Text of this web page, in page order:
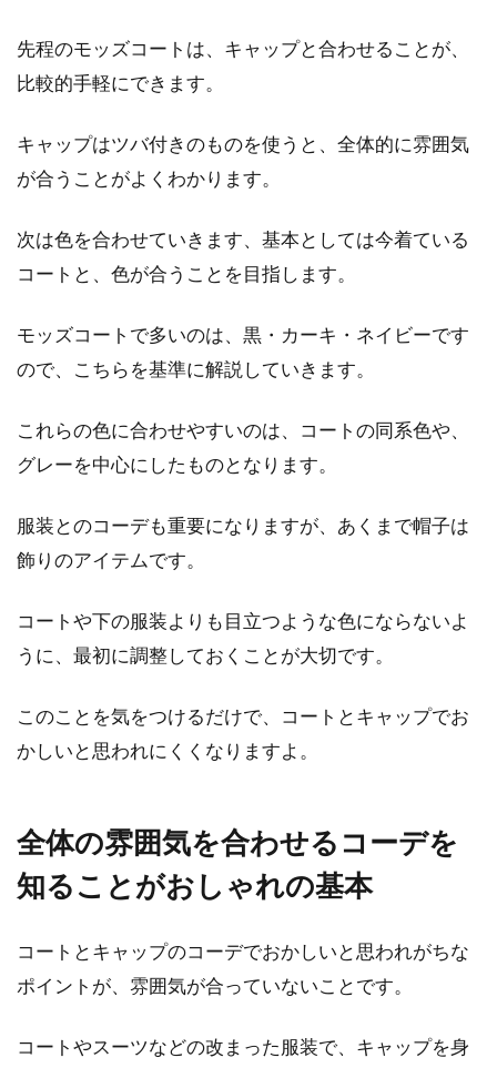
先程のモッズコートは、キャップと合わせることが、
比較的手軽にできます。
キャップはツバ付きのものを使うと、全体的に雰囲気
が合うことがよくわかります。
次は色を合わせていきます、基本としては今着ている
コートと、色が合うことを目指します。
モッズコートで多いのは、黒・カーキ・ネイビーです
ので、こちらを基準に解説していきます。
これらの色に合わせやすいのは、コートの同系色や、
グレーを中心にしたものとなります。
服装とのコーデも重要になりますが、あくまで帽子は
飾りのアイテムです。
コートや下の服装よりも目立つような色にならないよ
うに、最初に調整しておくことが大切です。
このことを気をつけるだけで、コートとキャップでお
かしいと思われにくくなりますよ。
全体の雰囲気を合わせるコーデを
知ることがおしゃれの基本
コートとキャップのコーデでおかしいと思われがちな
ポイントが、雰囲気が合っていないことです。
コートやスーツなどの改まった服装で、キャップを身